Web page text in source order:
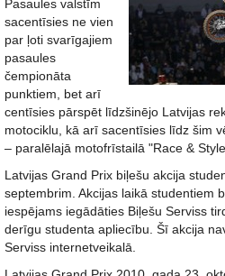
Pasaules valstīm
sacentīsies ne vien
par ļoti svarīgajiem
pasaules
čempionāta
punktiem, bet arī
centīsies pārspēt līdzšinējo Latvijas
motociklu, kā arī sacentīsies līdz šim
– paralēlajā motofrīstailā "Race &
Latvijas Grand Prix biļešu akcija
septembrim. Akcijas laikā studentiem
iespējams iegādāties Biļešu Serviss
derīgu studenta apliecību. Šī akcija
Serviss internetveikalā.